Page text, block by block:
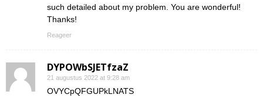
such detailed about my problem. You are wonderful!
Thanks!
Reageer
DYPOWbSJETfzaZ
21 augustus 2022 at 9:28 am
OVYCpQFGUPkLNATS